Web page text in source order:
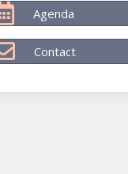
Agenda
Contact